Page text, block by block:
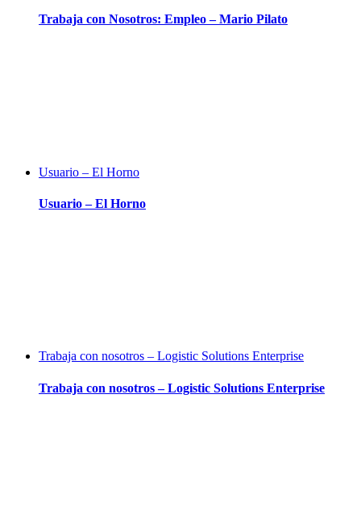
Trabaja con Nosotros: Empleo – Mario Pilato
Usuario – El Horno
Usuario – El Horno
Trabaja con nosotros – Logistic Solutions Enterprise
Trabaja con nosotros – Logistic Solutions Enterprise